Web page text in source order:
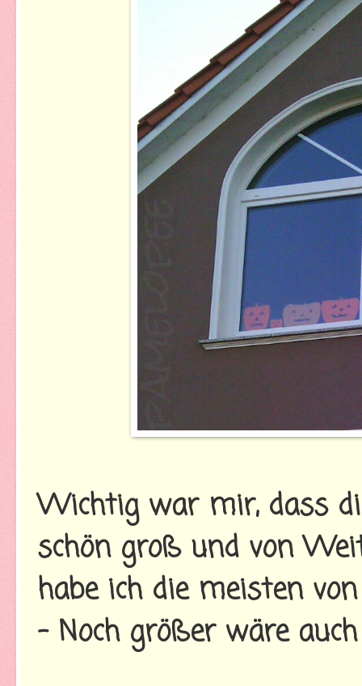
Wichtig war mir, dass
schön groß und von
habe ich die meisten
- Noch größer wäre